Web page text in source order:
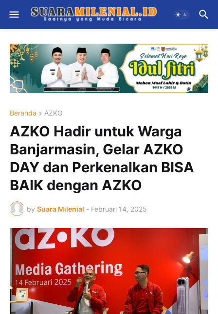
Beranda AZKO
AZKO Hadir untuk Warga
Banjarmasin, Gelar AZKO
DAY dan Perkenalkan BISA
BAIK dengan AZKO
by Suara Milenial - Februari 14, 2025